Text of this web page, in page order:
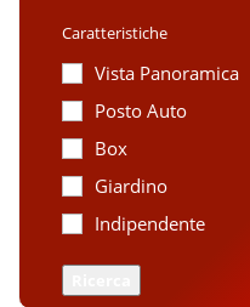
Caratteristiche
Vista Panoramica
Posto Auto
Box
Giardino
Indipendente